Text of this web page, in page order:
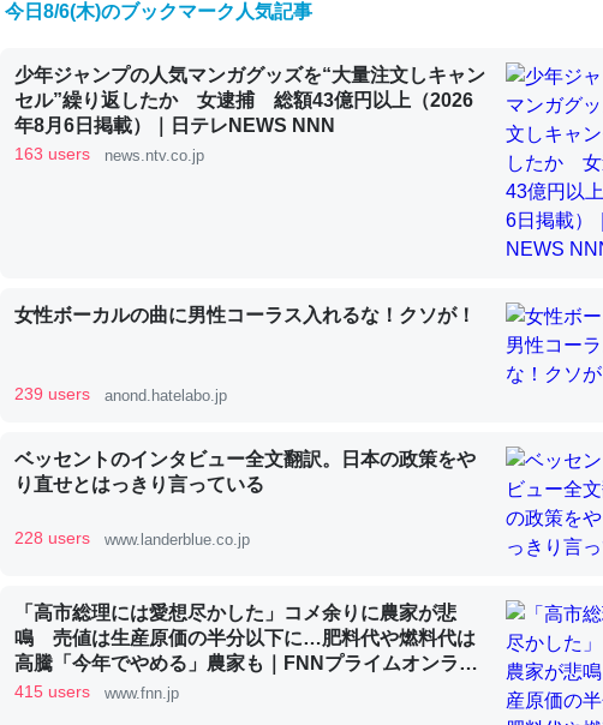
─GPTの仕組みと限界についての考察（１） - conceptualization
昆虫ってカルシウム少ないのか。知らんかった。調べたらコオロギのカル
─ニュース :: 【研究発表】昆虫学の大問題＝「昆虫はなぜ海にいないのか」に関する新仮
論文では「淡水はカルシウムも酸素も不足してて両方に不利だから両方が拮
チンを強化してる筈だが、酵素が違うのか？
─ニュース :: 【研究発表】昆虫学の大問題＝「昆虫はなぜ海にいないのか」に関する新
これを元に考えるとカルシウムを大量に使う脊椎動物と貝類は苦労してる
類だと殻を無くしてナメクジになったり努力してるし。
─ニュース :: 【研究発表】昆虫学の大問題＝「昆虫はなぜ海にいないのか」に関する新
今日8/6(木)のブックマーク人気記事
少年ジャンプの人気マンガグッズを“大量注文しキャン
セル”繰り返したか 女逮捕 総額43億円以上（2026
年8月6日掲載）｜日テレNEWS NNN
163 users news.ntv.co.jp
女性ボーカルの曲に男性コーラス入れるな！クソが！
239 users anond.hatelabo.jp
ベッセントのインタビュー全文翻訳。日本の政策をや
り直せとはっきり言っている
228 users www.landerblue.co.jp
「高市総理には愛想尽かした」コメ余りに農家が悲
鳴 売値は生産原価の半分以下に…肥料代や燃料代は
高騰「今年でやめる」農家も｜FNNプライムオンライ
ン
415 users www.fnn.jp